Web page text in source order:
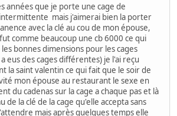
années que je porte une cage de
mais j'aimerai bien la porter
avec la clé au cou de mon épouse,
comme beaucoup une cb 6000 ce qui
bonnes dimensions pour les cages
eus des cages différentes) je l'ai reçu
la saint valentin ce qui fait que le soir de
mon épouse au restaurant le sexe en
du cadenas sur la cage a chaque pas et là
de la clé de la cage qu'elle accepta sans
mais après quelques temps elle